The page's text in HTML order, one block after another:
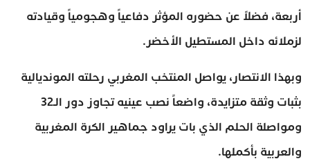
أربعة، فضلاً عن حضوره المؤثر دفاعياً وهجومياً وقيادته
لزملائه داخل المستطيل الأخضر.
وبهذا الانتصار، يواصل المنتخب المغربي رحلته المونديالية
بثبات وثقة متزايدة، واضعاً نصب عينيه تجاوز دور الـ32
ومواصلة الحلم الذي بات يراود جماهير الكرة المغربية
والعربية بأكملها.